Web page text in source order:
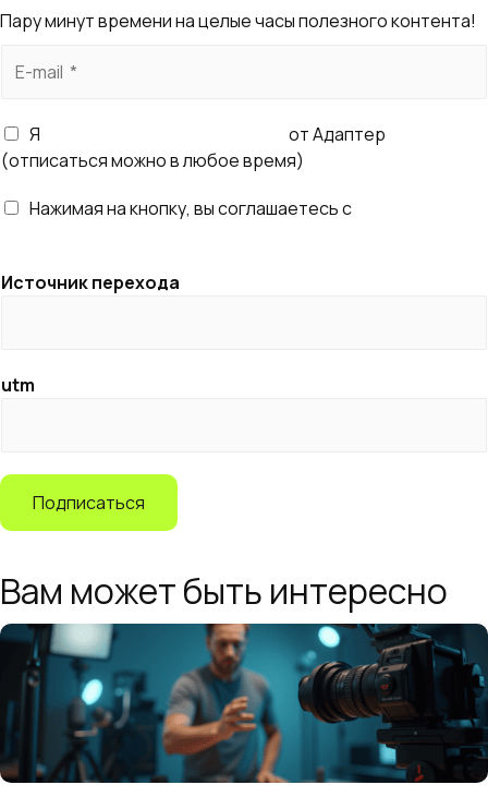
Пару минут времени на целые часы полезного контента!
a
i
*
Я
от Адаптер
(отписаться можно в любое время)
Нажимая на кнопку, вы соглашаетесь с
Источник перехода
utm
Подписаться
Вам может быть интересно